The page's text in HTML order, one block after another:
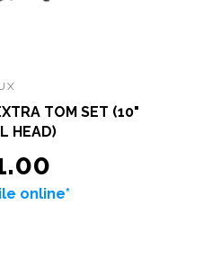
TOM SET (10"
HEAD)
online*